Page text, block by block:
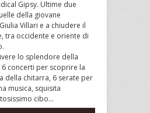
Gipsy. Ultime due
della giovane
Villari e a chiudere il
tra occidente e oriente di
lo splendore della
6 concerti per scoprire la
della chitarra, 6 serate per
musica, squisita
cibo…